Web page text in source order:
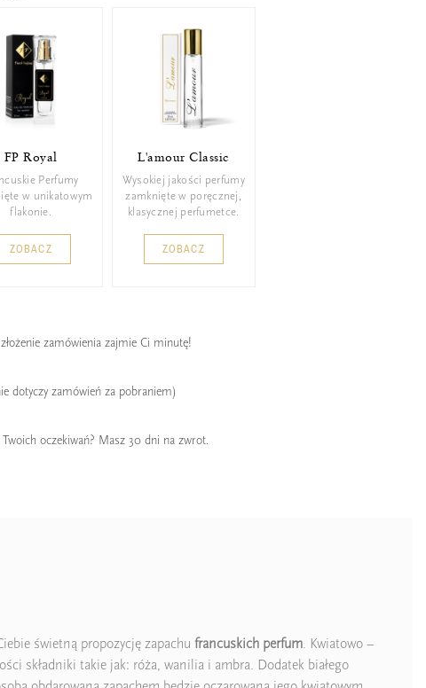
FP Royal
Perfumy
w unikatowym
flakonie.
ZOBACZ
L'amour Classic
Wysokiej jakości perfumy
zamknięte w poręcznej,
klasycznej perfumetce.
ZOBACZ
zamówienia zajmie Ci minutę!
dotyczy zamówień za pobraniem)
Twoich oczekiwań? Masz 30 dni na zwrot.
świetną propozycję zapachu francuskich perfum. Kwiatowo –
składniki takie jak: róża, wanilia i ambra. Dodatek białego